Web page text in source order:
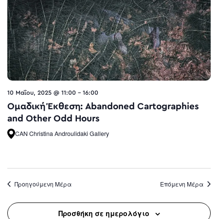
10 Μαΐου, 2025 @ 11:00 - 16:00
Ομαδική Έκθεση: Abandoned Cartographies
and Other Odd Hours
CAN Christina Androulidaki Gallery
Προηγούμενη Μέρα Επόμενη Μέρα
Προσθήκη σε ημερολόγιο